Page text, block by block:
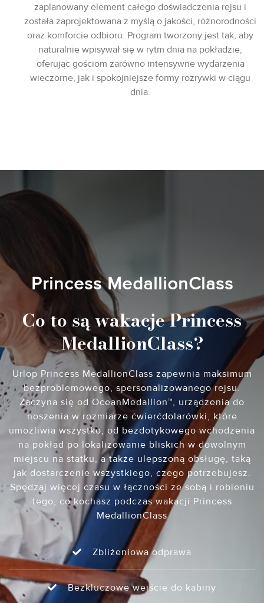
zaplanowany element całego doświadczenia rejsu i
została zaprojektowana z myślą o jakości, różnorodności
oraz komforcie odbioru. Program tworzony jest tak, aby
naturalnie wpisywał się w rytm dnia na pokładzie,
oferując gościom zarówno intensywne wydarzenia
wieczorne, jak i spokojniejsze formy rozrywki w ciągu
dnia.
Princess MedallionClass
Co to są wakacje Princess
MedallionClass?
Urlop Princess MedallionClass zapewnia maksimum
bezproblemowego, spersonalizowanego rejsu.
Zaczyna się od OceanMedallion™, urządzenia do
noszenia w rozmiarze ćwierćdolarówki, które
umożliwia wszystko, od bezdotykowego wchodzenia
na pokład po lokalizowanie bliskich w dowolnym
miejscu na statku, a także ulepszoną obsługę, taką
jak dostarczenie wszystkiego, czego potrzebujesz.
Spędzaj więcej czasu w łączności ze sobą i robieniu
tego, co kochasz podczas wakacji Princess
MedallionClass
Zbliżeniowa odprawa
Bezkluczowe wejście do kabiny